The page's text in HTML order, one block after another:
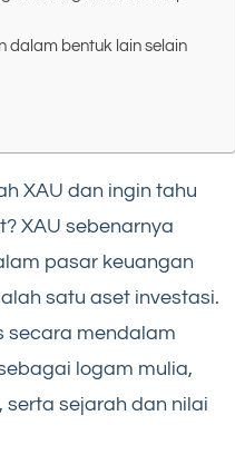
bentuk lain selain
XAU dan ingin tahu
XAU sebenarnya
pasar keuangan
satu aset investasi.
secara mendalam
logam mulia,
sejarah dan nilai